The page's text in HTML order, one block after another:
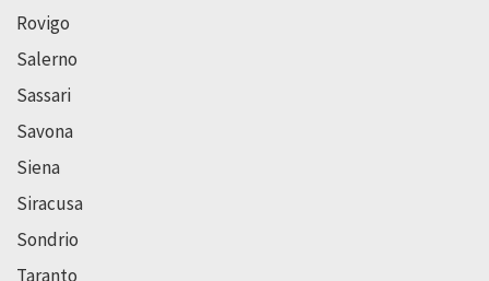
Rovigo
Salerno
Sassari
Savona
Siena
Siracusa
Sondrio
Taranto